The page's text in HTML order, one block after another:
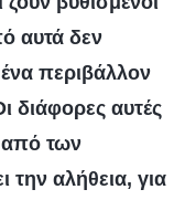
αυτά δεν
περιβάλλον
διάφορες αυτές
από των
αλήθεια, για